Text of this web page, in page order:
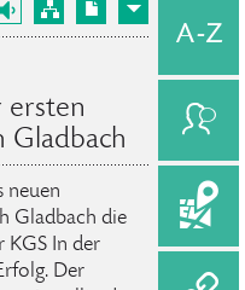
ersten
Gladbach
neuen
Gladbach die
KGS In der
Der